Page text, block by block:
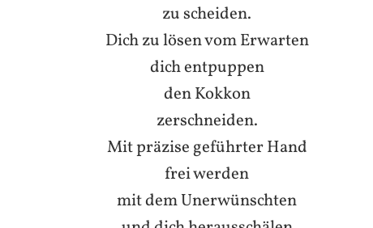
zu scheiden.
Dich zu lösen vom Erwarten
dich entpuppen
den Kokkon
zerschneiden.
Mit präzise geführter Hand
frei werden
mit dem Unerwünschten